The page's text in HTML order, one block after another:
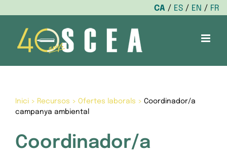
CA ES EN
FR
content
Inici> Recursos > Ofertes laborals > Coordinador/a
campanya ambiental
Coordinador/a